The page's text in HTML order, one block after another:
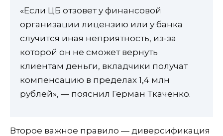
«Если ЦБ отзовет у финансовой
организации лицензию или у банка
случится иная неприятность, из-за
которой он не сможет вернуть
клиентам деньги, вкладчики получат
компенсацию в пределах 1,4 млн
рублей», — пояснил Герман Ткаченко.
Второе важное правило — диверсификация